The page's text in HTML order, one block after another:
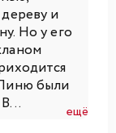
и
Но у его
были
ещё